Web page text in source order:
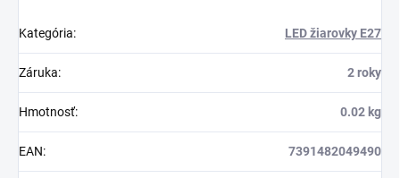
Kategória: LED žiarovky E27
Záruka: 2 roky
Hmotnosť: 0.02 kg
EAN: 7391482049490